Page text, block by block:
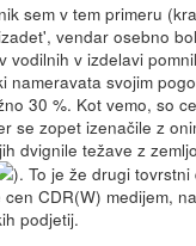
sem v tem primeru
vendar osebno
vodilnih v izdelavi
nameravata svojim
30 %. Kot vemo, so
se zopet izenačile z
dvignile težave z
). To je že drugi
CDR(W) medijem,
podjetij.